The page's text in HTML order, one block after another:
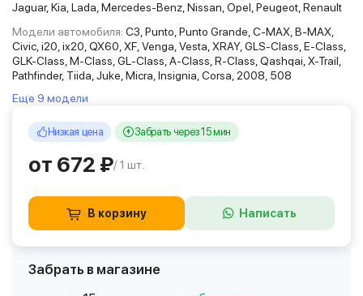
Jaguar, Kia, Lada, Mercedes-Benz, Nissan, Opel, Peugeot, Renault
Модели автомобиля: C3, Punto, Punto Grande, C-MAX, B-MAX,
Civic, i20, ix20, QX60, XF, Venga, Vesta, XRAY, GLS-Class, E-Class,
GLK-Class, M-Class, GL-Class, A-Class, R-Class, Qashqai, X-Trail,
Pathfinder, Tiida, Juke, Micra, Insignia, Corsa, 2008, 508
Еще 9 модели
Низкая цена Забрать через 15 мин
от 672 ₽/ 1 шт.
В корзину Написать
Забрать в магазине